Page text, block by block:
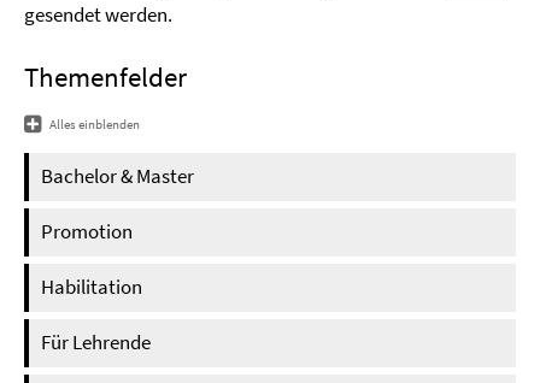
gesendet werden.
Themenfelder
Alles einblenden
Bachelor & Master
Promotion
Habilitation
Für Lehrende